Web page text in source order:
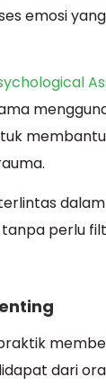
emosi
perlu
dari